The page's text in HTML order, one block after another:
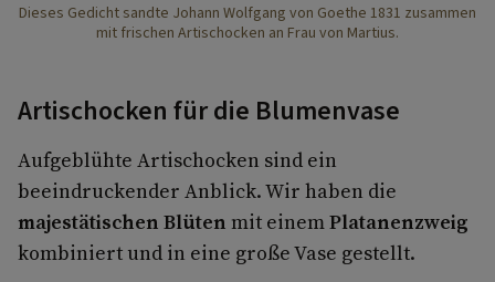
Dieses Gedicht sandte Johann Wolfgang von Goethe 1831 zusammen
mit frischen Artischocken an Frau von Martius.
Artischocken für die Blumenvase
Aufgeblühte Artischocken sind ein
beeindruckender Anblick. Wir haben die
majestätischen Blüten mit einemPlatanenzweig
kombiniert und in eine große Vase gestellt.